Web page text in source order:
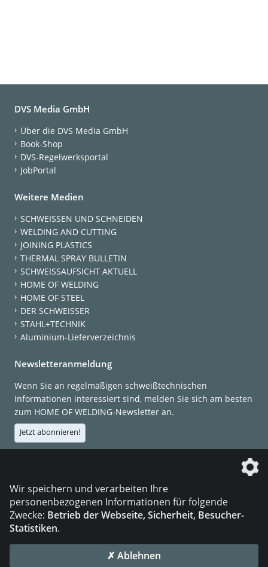
DVS Media GmbH
Über die DVS Media GmbH
Book-Shop
DVS-Regelwerksportal
JobPortal
Weitere Medien
SCHWEISSEN UND SCHNEIDEN
WELDING AND CUTTING
JOINING PLASTICS
THERMAL SPRAY BULLETIN
SCHWEISSAUFSICHT AKTUELL
HOME OF WELDING
HOME OF STEEL
DER SCHWEISSER
STAHL+TECHNIK
Aluminium-Lieferverzeichnis
Newsletteranmeldung
Wenn Sie an regelmäßigen schweißtechnischen
Informationen interessiert sind, melden Sie sich am besten
zum HOME OF WELDING-Newsletter an.
Jetzt abonnieren!
Die DVS Media GmbH ist ein Unternehmen der
Wir speichern und verarbeiten Ihre
personenbezogenen Informationen für folgende
Zwecke: Betrieb der Webseite, Sicherheit, Besucher-
Statistiken.
✗ Ablehnen